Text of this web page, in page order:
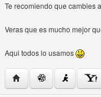
Te recomiendo que cambies
Veras que es mucho mejor
Aqui todos lo usamos
Visitar sitio web del